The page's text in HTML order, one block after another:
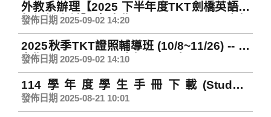
外教系辦理【2025 下半年度TKT劍橋英語教
師認證考試】(報名期程：9/15至10/23 中午
12:00止) 2025 TKT ON-CAMPUS
發佈日期 2025-09-02 14:20
2025秋季TKT證照輔導班 (10/8~11/26) -- 報
名期間：9/8至9/22 中午12:00止
發佈日期 2025-09-02 14:10
114學年度學生手冊下載(Student
Handbook)
發佈日期 2025-08-21 10:01